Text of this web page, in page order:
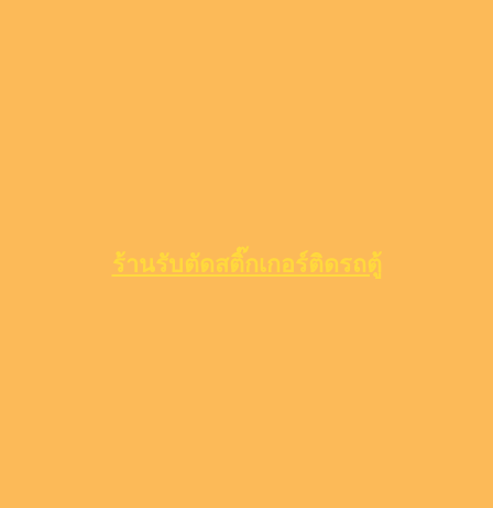
ร้านรับตัดสติ๊กเกอร์ติดรถตู้